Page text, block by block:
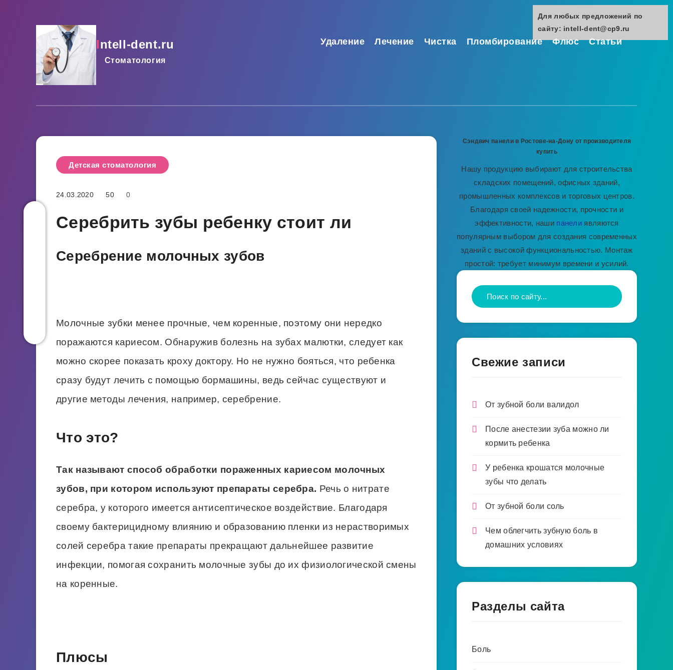
intell-dent.ru
Стоматология
Удаление Лечение Чистка Пломбирование Флюс Статьи
Детская стоматология
24.03.2020 50 0
Серебрить зубы ребенку стоит ли
Серебрение молочных зубов
Молочные зубки менее прочные, чем коренные, поэтому они нередко
поражаются кариесом. Обнаружив болезнь на зубах малютки, следует как
можно скорее показать кроху доктору. Но не нужно бояться, что ребенка
сразу будут лечить с помощью бормашины, ведь сейчас существуют и
другие методы лечения, например, серебрение.
Что это?
Так называют способ обработки пораженных кариесом молочных
зубов, при котором используют препараты серебра. Речь о нитрате
серебра, у которого имеется антисептическое воздействие. Благодаря
своему бактерицидному влиянию и образованию пленки из нерастворимых
солей серебра такие препараты прекращают дальнейшее развитие
инфекции, помогая сохранить молочные зубы до их физиологической смены
на коренные.
Плюсы
Сэндвич панели в Ростове-на-Дону от производителя
купить
Нашу продукцию выбирают для строительства
складских помещений, офисных зданий,
промышленных комплексов и торговых центров.
Благодаря своей надежности, прочности и
эффективности, наши панели являются
популярным выбором для создания современных
зданий с высокой функциональностью. Монтаж
простой: требует минимум времени и усилий.
Свежие записи
От зубной боли валидол
После анестезии зуба можно ли
кормить ребенка
У ребенка крошатся молочные
зубы что делать
От зубной боли соль
Чем облегчить зубную боль в
домашних условиях
Разделы сайта
Боль
Для любых предложений по
сайту: intell-dent@cp9.ru